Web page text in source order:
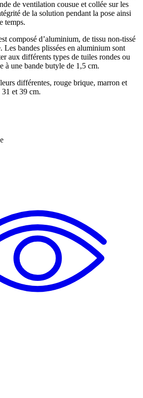
de ventilation cousue et collée sur les
de la solution pendant la pose ainsi
temps.
composé d’aluminium, de tissu non-tissé
Les bandes plissées en aluminium sont
aux différents types de tuiles rondes ou
à une bande butyle de 1,5 cm.
différentes, rouge brique, marron et
et 39 cm.